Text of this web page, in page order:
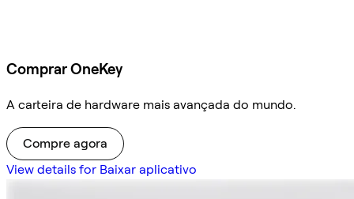
Comprar OneKey
A carteira de hardware mais avançada do mundo.
Compre agora
View details for Baixar aplicativo